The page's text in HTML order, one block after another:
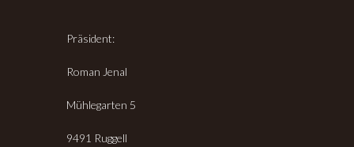
Präsident:
Roman Jenal
Mühlegarten 5
9491 Ruggell